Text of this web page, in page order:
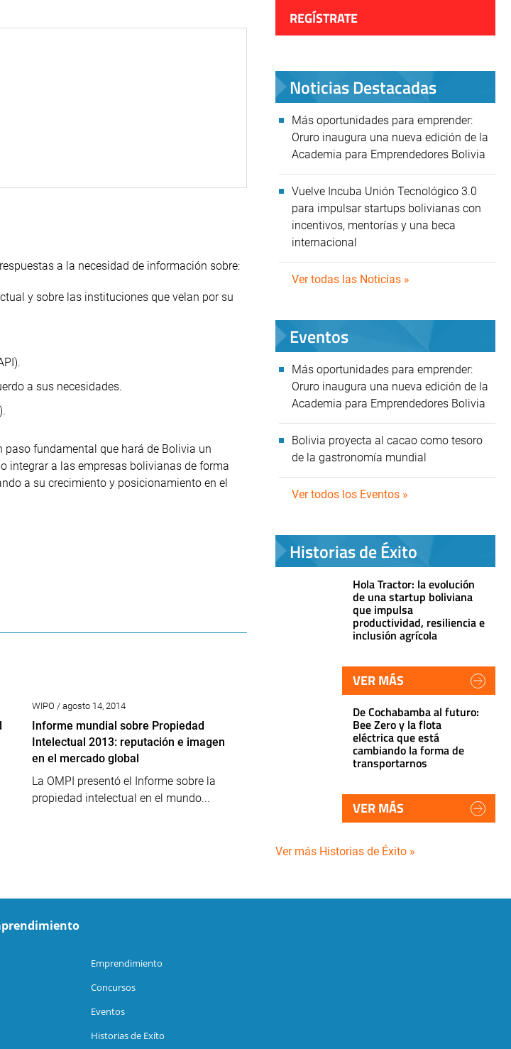
a la necesidad de información sobre:
y sobre las instituciones que velan por su
a sus necesidades.
paso fundamental que hará de Bolivia un
integrar a las empresas bolivianas de forma
a su crecimiento y posicionamiento en el
WIPO / agosto 14, 2014
Informe mundial sobre Propiedad
Intelectual 2013: reputación e imagen
en el mercado global
La OMPI presentó el Informe sobre la
propiedad intelectual en el mundo...
REGÍSTRATE
Noticias Destacadas
Más oportunidades para emprender:
Oruro inaugura una nueva edición de la
Academia para Emprendedores Bolivia
Vuelve Incuba Unión Tecnológico 3.0
para impulsar startups bolivianas con
incentivos, mentorías y una beca
internacional
Ver todas las Noticias »
Eventos
Más oportunidades para emprender:
Oruro inaugura una nueva edición de la
Academia para Emprendedores Bolivia
Bolivia proyecta al cacao como tesoro
de la gastronomía mundial
Ver todos los Eventos »
Historias de Éxito
Hola Tractor: la evolución
de una startup boliviana
que impulsa
productividad, resiliencia e
inclusión agrícola
VER MÁS
De Cochabamba al futuro:
Bee Zero y la flota
eléctrica que está
cambiando la forma de
transportarnos
VER MÁS
Ver más Historias de Éxito »
Emprendimiento
Concursos
Eventos
Historias de Exíto